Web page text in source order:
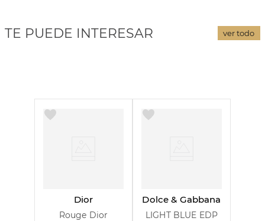
TE PUEDE INTERESAR ver todo
Dior
Rouge Dior
Dolce & Gabbana
LIGHT BLUE EDP